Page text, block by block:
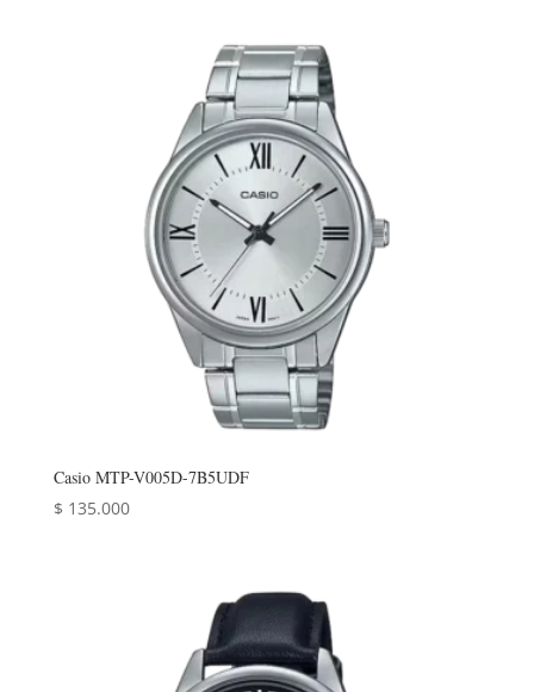
Casio MTP-V005D-7B5UDF
$ 135.000